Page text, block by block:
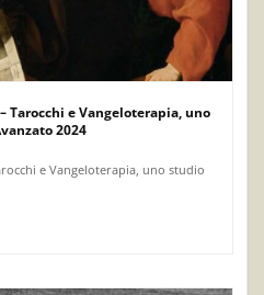
Tarocchi e Vangeloterapia, uno
2024
e Vangeloterapia, uno studio